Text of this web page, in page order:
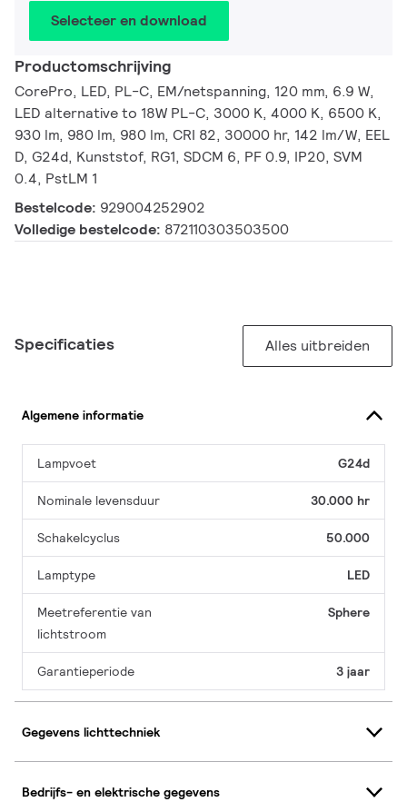
Selecteer en download
Productomschrijving
CorePro, LED, PL-C, EM/netspanning, 120 mm, 6.9 W,
LED alternative to 18W PL-C, 3000 K, 4000 K, 6500 K,
930 lm, 980 lm, 980 lm, CRI 82, 30000 hr, 142 lm/W, EEL
D, G24d, Kunststof, RG1, SDCM 6, PF 0.9, IP20, SVM
0.4, PstLM 1
Bestelcode: 929004252902
Volledige bestelcode: 872110303503500
Specificaties Alles uitbreiden
Algemene informatie
Lampvoet G24d
Nominale levensduur 30.000 hr
Schakelcyclus 50.000
Lamptype LED
Meetreferentie van
lichtstroom
Sphere
Garantieperiode 3 jaar
Gegevens lichttechniek
Bedrijfs- en elektrische gegevens